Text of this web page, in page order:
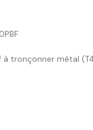
à tronçonner métal